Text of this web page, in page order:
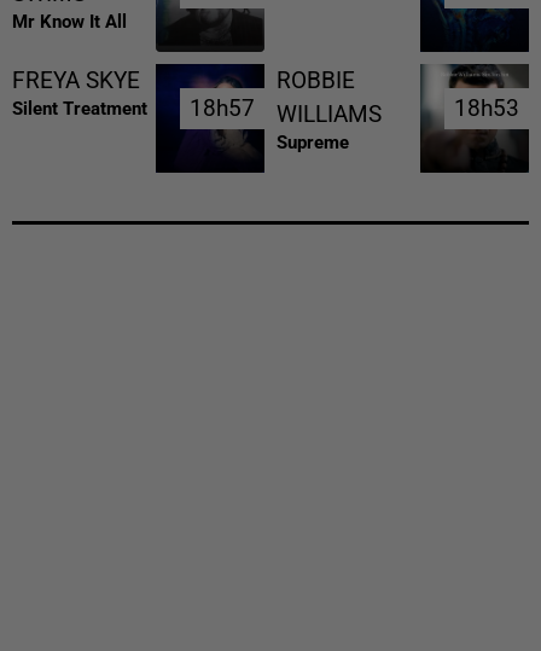
Mr Know It All
FREYA SKYE
Silent Treatment 18h57
18h57
ROBBIE
WILLIAMS
Supreme
18h53
18h53